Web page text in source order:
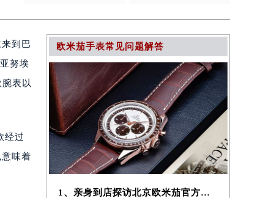
到巴
努埃
表以
经过
味着
欧米茄手表常见问题解答
1、亲身到店探访北京欧米茄官方售后服务中心｜全新官方地址及客服热线